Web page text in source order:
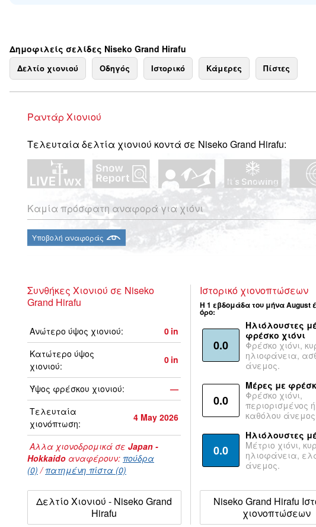
Δημοφιλείς σελίδες Niseko Grand Hirafu
Δελτίο χιονιού Οδηγός Ιστορικό Κάμερες Πίστες
Ραντάρ Χιονιού
Τελευταία δελτία χιονιού κοντά σε Niseko Grand Hirafu:
Καμία πρόσφατη αναφορά για χιόνι
Υποβολή αναφοράς
Συνθήκες Χιονιού σε Niseko
Grand Hirafu
Ανώτερο ύψος χιονιού: 0 in
Κατώτερο ύψος
χιονιού:
0 in
Ύψος φρέσκου χιονιού:
—
Τελευταία
χιονόπτωση:
4 May 2026
Αλλα χιονοδρομικά σε Japan -
Hokkaido αναφέρουν: πούδρα
(0) /πατημένη πίστα (0)
Δελτίο Χιονιού - Niseko Grand
Hirafu
Ιστορικό χιονοπτώσεων
Η 1 εβδομάδα του μήνα August
όρο:
0.0
Ηλιόλουστες
φρέσκο χιόνι
Φρέσκο χιόνι,
ηλιοφάνεια,
άνεμος.
0.0
Μέρες με
Φρέσκο χιόνι,
περιορισμένος
καθόλου
0.0
Ηλιόλουστες
Μέτριο χιόνι,
ηλιοφάνεια,
άνεμος.
Niseko Grand Hirafu
χιονοπτώσεων